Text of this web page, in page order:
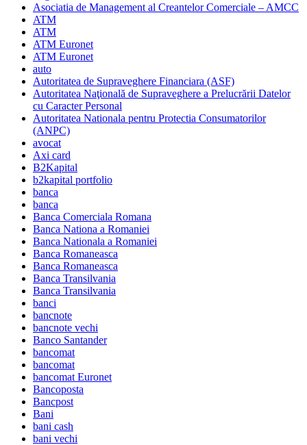
Asociatia de Management al Creantelor Comerciale – AMCC
ATM
ATM
ATM Euronet
ATM Euronet
auto
Autoritatea de Supraveghere Financiara (ASF)
Autoritatea Naţională de Supraveghere a Prelucrării Datelor
cu Caracter Personal
Autoritatea Nationala pentru Protectia Consumatorilor
(ANPC)
avocat
Axi card
B2Kapital
b2kapital portfolio
banca
banca
Banca Comerciala Romana
Banca Nationa a Romaniei
Banca Nationala a Romaniei
Banca Romaneasca
Banca Romaneasca
Banca Transilvania
Banca Transilvania
banci
bancnote
bancnote vechi
Banco Santander
bancomat
bancomat
bancomat Euronet
Bancoposta
Bancpost
Bani
bani cash
bani vechi